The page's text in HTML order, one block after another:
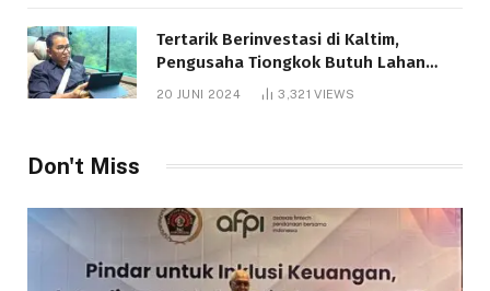
Tertarik Berinvestasi di Kaltim,
Pengusaha Tiongkok Butuh Lahan
1.000 Hektare
20 JUNI 2024 3,321VIEWS
Don't Miss